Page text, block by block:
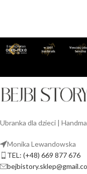
Ubranka dla dzieci |
Monika Lewandowska
TEL: (+48) 669 877 676